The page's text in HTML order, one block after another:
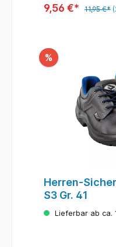
9,56 €* 11,95 €*
%
Herren-
S3 Gr. 41
Lieferbar ab ca.